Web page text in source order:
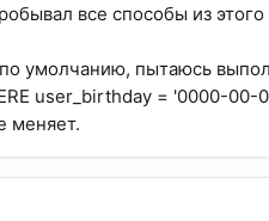
все способы из этого
умолчанию, пытаюсь
user_birthday = '0000-00-
меняет.